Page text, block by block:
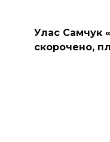
Улас Самчук
скорочено,